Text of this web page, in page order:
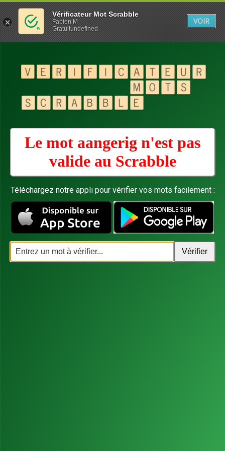
Le mot aangerig n'est pas
valide au Scrabble
Téléchargez notre appli pour vérifier vos mots facilement :
Vérificateur Mot Scrabble
Fabien M
Gratuitundefined
VOIR